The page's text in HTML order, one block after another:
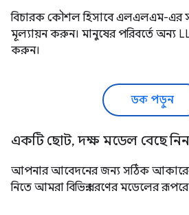
বিচারক কৌশল হিসাবে এলএলএম-এর
মূল্যায়ন করুন। মানুষের পরিবর্তে অন্য
করুন।
ডক পড়ুন
একটি ছোট, দক্ষ মডেল বেছে নিন
আপনার আবেদনের জন্য সঠিক
নিতে আমরা বিভিন্ন ধরণের মডেলের